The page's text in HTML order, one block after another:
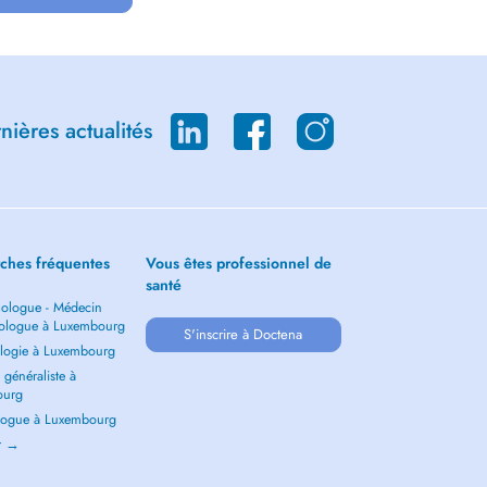
actualités
fréquentes
- Médecin
à Luxembourg
à Luxembourg
à
à Luxembourg
→
Vous êtes professionnel de
santé
S'inscrire à Doctena